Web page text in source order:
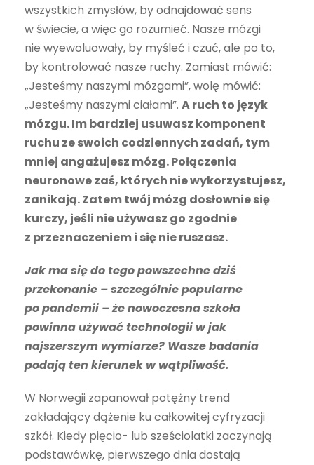
wszystkich zmysłów, by odnajdować sens
w świecie, a więc go rozumieć. Nasze mózgi
nie wyewoluowały, by myśleć i czuć, ale po to,
by kontrolować nasze ruchy. Zamiast mówić:
„Jesteś­my naszymi mózgami”, wolę mówić:
„Jes­teśmy naszymi ciałami”. A ruch to język
mózgu. Im bardziej usuwasz komponent
ruchu ze swoich codziennych zadań, tym
mniej angażujesz mózg. Połączenia
neuronowe zaś, których nie wykorzystujesz,
zanikają. Zatem twój mózg dosłownie się
kurczy, jeśli nie używasz go zgodnie
z przeznaczeniem i się nie ruszasz.
Jak ma się do tego powszechne dziś
przekonanie – szczególnie popularne
po pandemii – że nowoczesna szkoła
powinna używać technologii w jak
najszerszym wymiarze? Wasze badania
podają ten kierunek w wątpliwość.
W Norwegii zapanował potężny trend
zakładający dążenie ku całkowitej cyfryzacji
szkół. Kiedy pięcio- lub sześciolatki zaczynają
podstawówkę, pierwszego dnia dostają